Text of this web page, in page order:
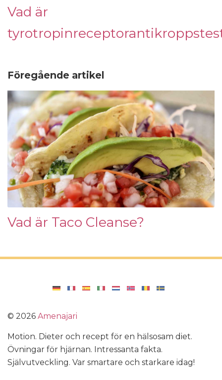
Vad är
Föregående artikel
Vad är Taco Cleanse?
© 2026 Amenajari
Motion. Dieter och recept för en hälsosam diet.
Övningar för hjärnan. Intressanta fakta.
Självutveckling. Var smartare och starkare idag!